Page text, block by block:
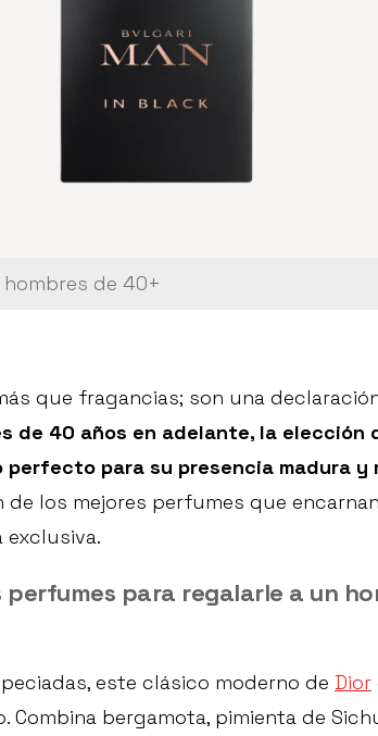
de 40+
que fragancias; son una
de 40 años en adelante, la elección
perfecto para su presencia madura y
de los mejores perfumes que
perfumes para regalarle a un
este clásico moderno de Dior
Combina bergamota, pimienta de